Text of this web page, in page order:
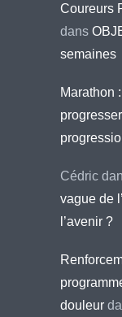
Coureurs
dans
semaines
Marathon
Cédric
vague de
l’avenir ?
douleur